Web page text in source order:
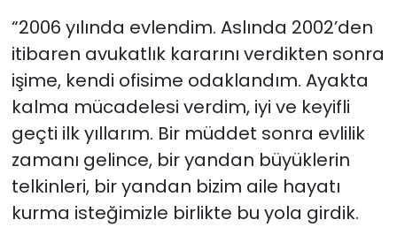
“2006 yılında evlendim. Aslında 2002’den
itibaren avukatlık kararını verdikten sonra
işime, kendi ofisime odaklandım. Ayakta
kalma mücadelesi verdim, iyi ve keyifli
geçti ilk yıllarım. Bir müddet sonra evlilik
zamanı gelince, bir yandan büyüklerin
telkinleri, bir yandan bizim aile hayatı
kurma isteğimizle birlikte bu yola girdik.